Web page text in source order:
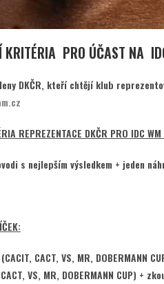
KRITÉRIA PRO ÚČAST NA
DKČR, kteří chtějí klub
REPREZENTACE DKČR PRO IDC
s nejlepším výsledkem + jeden
CACT, VS, MR, DOBERMANN
VS, MR, DOBERMANN CUP) +